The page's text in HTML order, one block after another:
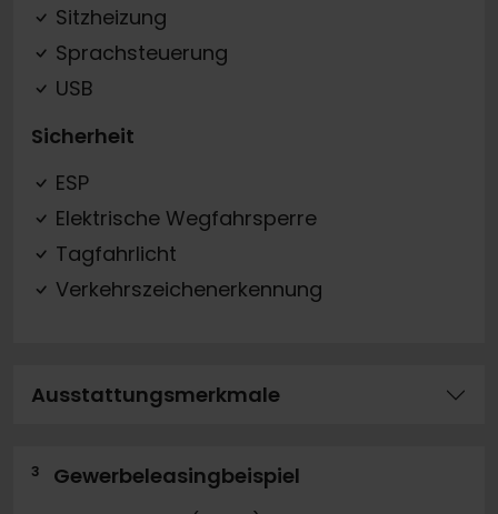
Sitzheizung
Sprachsteuerung
USB
Sicherheit
ESP
Elektrische Wegfahrsperre
Tagfahrlicht
Verkehrszeichenerkennung
Ausstattungsmerkmale
3
Gewerbeleasingbeispiel